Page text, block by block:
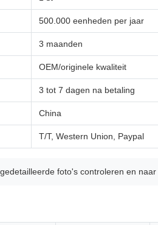
500.000 eenheden per jaar
3 maanden
OEM/originele kwaliteit
3 tot 7 dagen na betaling
China
T/T, Western Union, Paypal
foto's controleren en